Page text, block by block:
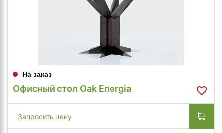
На заказ
Офисный стол Oak Energia
Запросить цену